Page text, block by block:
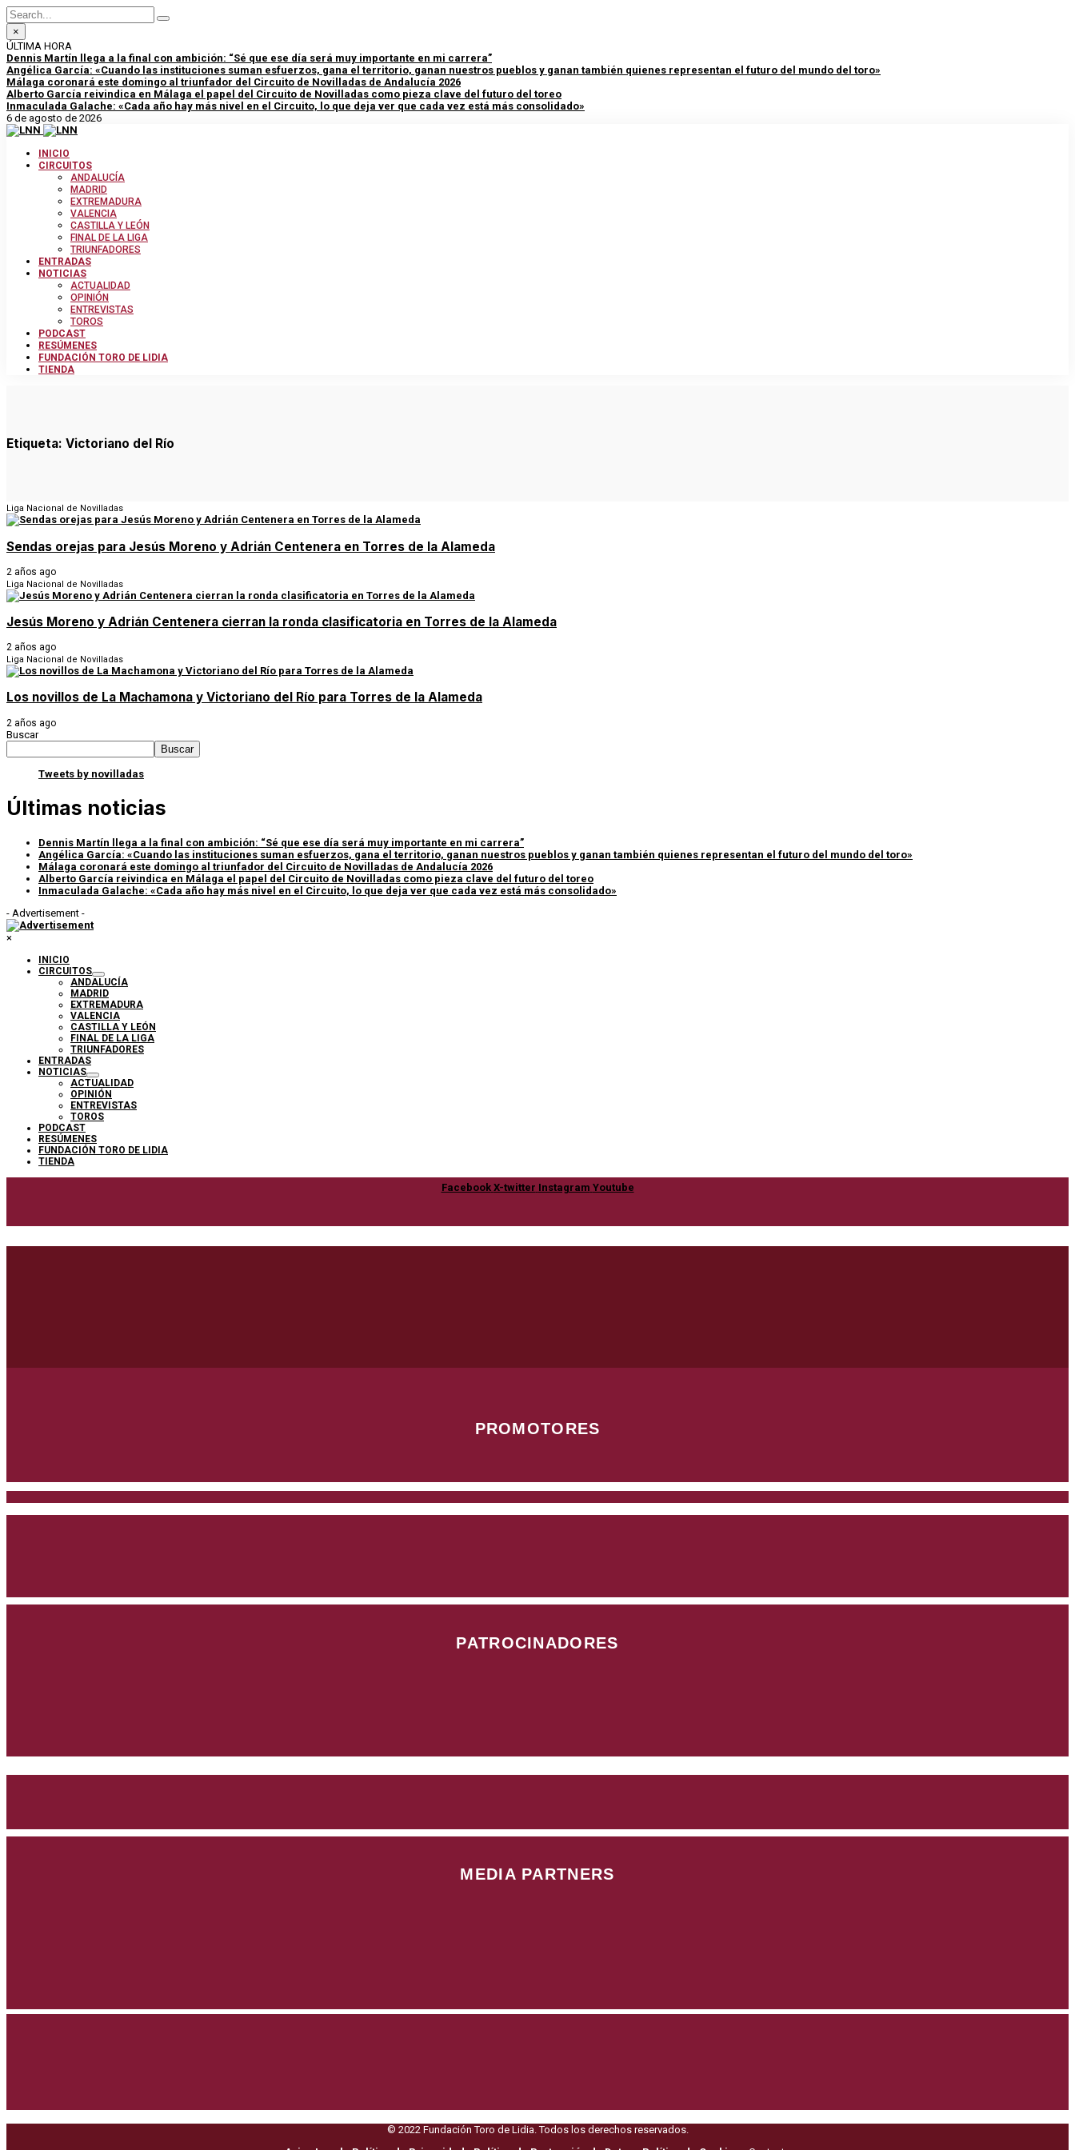
×
ÚLTIMA HORA
Dennis Martín llega a la final con ambición: “Sé que ese día será muy importante en mi carrera”
Angélica García: «Cuando las instituciones suman esfuerzos, gana el territorio, ganan nuestros pueblos y ganan también quienes representan el futuro del mundo del toro»
Málaga coronará este domingo al triunfador del Circuito de Novilladas de Andalucía 2026
Alberto García reivindica en Málaga el papel del Circuito de Novilladas como pieza clave del futuro del toreo
Inmaculada Galache: «Cada año hay más nivel en el Circuito, lo que deja ver que cada vez está más consolidado»
6 de agosto de 2026
INICIO
CIRCUITOS
ANDALUCÍA
MADRID
EXTREMADURA
VALENCIA
CASTILLA Y LEÓN
FINAL DE LA LIGA
TRIUNFADORES
ENTRADAS
NOTICIAS
ACTUALIDAD
OPINIÓN
ENTREVISTAS
TOROS
PODCAST
RESÚMENES
FUNDACIÓN TORO DE LIDIA
TIENDA
Etiqueta: Victoriano del Río
Liga Nacional de Novilladas
Sendas orejas para Jesús Moreno y Adrián Centenera en Torres de la Alameda
2 años ago
Liga Nacional de Novilladas
Jesús Moreno y Adrián Centenera cierran la ronda clasificatoria en Torres de la Alameda
2 años ago
Liga Nacional de Novilladas
Los novillos de La Machamona y Victoriano del Río para Torres de la Alameda
2 años ago
Buscar
Buscar
Tweets by novilladas
Últimas noticias
Dennis Martín llega a la final con ambición: “Sé que ese día será muy importante en mi carrera”
Angélica García: «Cuando las instituciones suman esfuerzos, gana el territorio, ganan nuestros pueblos y ganan también quienes representan el futuro del mundo del toro»
Málaga coronará este domingo al triunfador del Circuito de Novilladas de Andalucía 2026
Alberto García reivindica en Málaga el papel del Circuito de Novilladas como pieza clave del futuro del toreo
Inmaculada Galache: «Cada año hay más nivel en el Circuito, lo que deja ver que cada vez está más consolidado»
- Advertisement -
×
INICIO
CIRCUITOS
ANDALUCÍA
MADRID
EXTREMADURA
VALENCIA
CASTILLA Y LEÓN
FINAL DE LA LIGA
TRIUNFADORES
ENTRADAS
NOTICIAS
ACTUALIDAD
OPINIÓN
ENTREVISTAS
TOROS
PODCAST
RESÚMENES
FUNDACIÓN TORO DE LIDIA
TIENDA
Facebook X-twitter Instagram Youtube
PROMOTORES
PATROCINADORES
MEDIA PARTNERS
© 2022 Fundación Toro de Lidia. Todos los derechos reservados.